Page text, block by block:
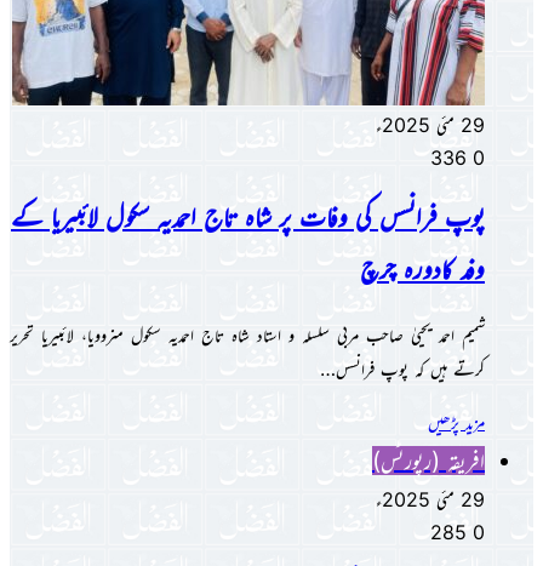
29 مئی 2025ء
0
پوپ فرانسس کی وفات پر شاہ تاج احمدیہ سکول لائبیریا کے
وفد کادورہ چرچ
شمیم احمد یحییٰ صاحب مربی سلسلہ و استاد شاہ تاج احمدیہ سکول منروویا، لائبیریا تحریر
کرتے ہیں کہ پوپ فرانسس…
مزید پڑھیں
افریقہ (رپورٹس)
29 مئی 2025ء
0